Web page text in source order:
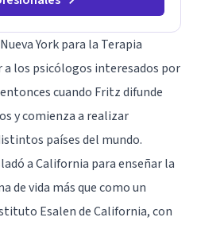
York para la Terapia
los psicólogos interesados por
cuando Fritz difunde
y comienza a realizar
países del mundo.
a California para enseñar la
de vida más que como un
Esalen de California, con